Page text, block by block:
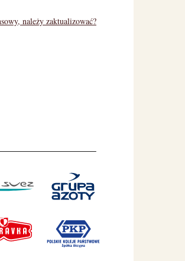
należy zaktualizować?